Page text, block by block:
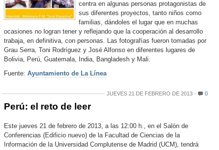
centra en algunas personas protagonistas de
sus diferentes proyectos, tanto niños como
familias, dándoles el lugar que en muchas
ocasiones no logran tener y reflejando que la cooperación al desarrollo
trabaja, en definitiva, con personas. Las fotografías fueron tomadas por
Grau Serra, Toni Rodríguez y José Alfonso en diferentes lugares de
Bolivia, Perú, Guatemala, India, Bangladesh y Mali.
Fuente: Ayuntamiento de La Línea
JUEVES 21 DE FEBRERO DE 2013 0
Perú: el reto de leer
Este jueves 21 de febrero de 2013, a las 12:00 h., en el Salón de
Conferencias (Edificio nuevo) de la Facultad de Ciencias de la
Información de la Universidad Complutense de Madrid (UCM), tendrá